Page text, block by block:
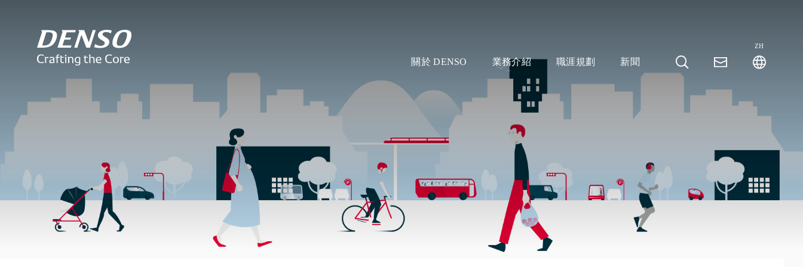
關於 DENSO 業務介紹 職涯規劃 新聞
ZH